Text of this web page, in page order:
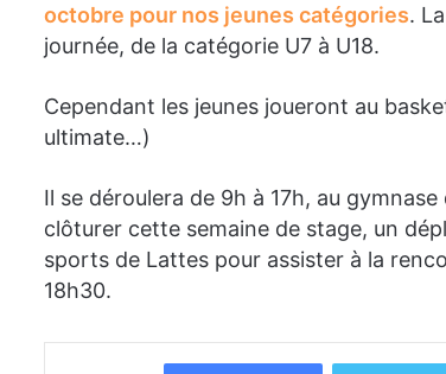
octobre pour nos jeunes catégories.
journée, de la catégorie U7 à U18.
Cependant les jeunes joueront au
ultimate…)
Il se déroulera de 9h à 17h, au
clôturer cette semaine de stage, un
sports de Lattes pour assister à la
18h30.